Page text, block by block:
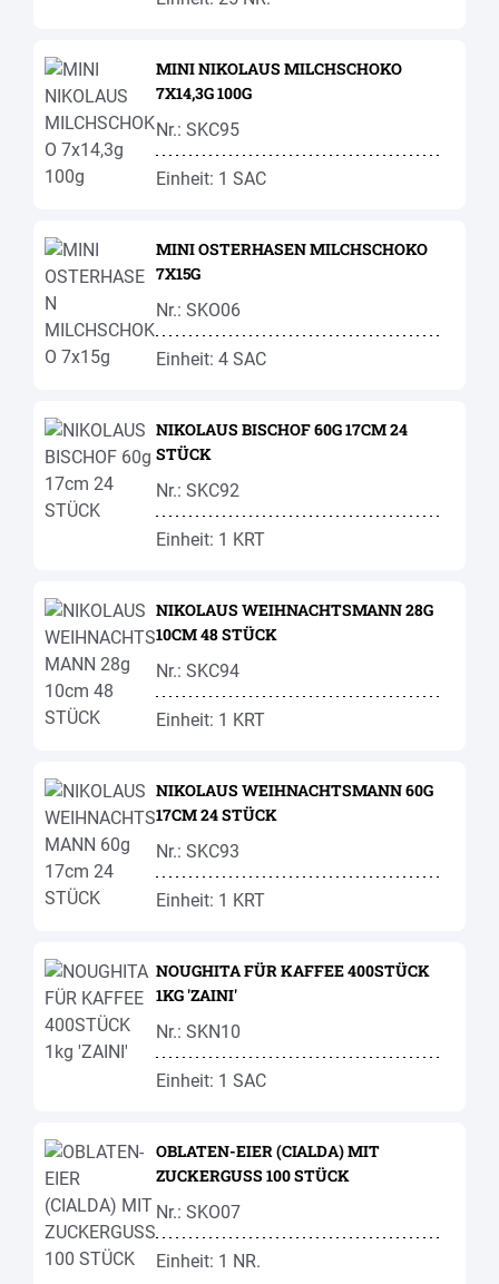
MINI NIKOLAUS MILCHSCHOKO
7X14,3G 100G
Nr.: SKC95
Einheit: 1 SAC
MINI OSTERHASEN MILCHSCHOKO
7X15G
Nr.: SKO06
Einheit: 4 SAC
NIKOLAUS BISCHOF 60G 17CM 24
STÜCK
Nr.: SKC92
Einheit: 1 KRT
NIKOLAUS WEIHNACHTSMANN 28G
10CM 48 STÜCK
Nr.: SKC94
Einheit: 1 KRT
NIKOLAUS WEIHNACHTSMANN 60G
17CM 24 STÜCK
Nr.: SKC93
Einheit: 1 KRT
NOUGHITA FÜR KAFFEE 400STÜCK
1KG 'ZAINI'
Nr.: SKN10
Einheit: 1 SAC
OBLATEN-EIER (CIALDA) MIT
ZUCKERGUSS 100 STÜCK
Nr.: SKO07
Einheit: 1 NR.